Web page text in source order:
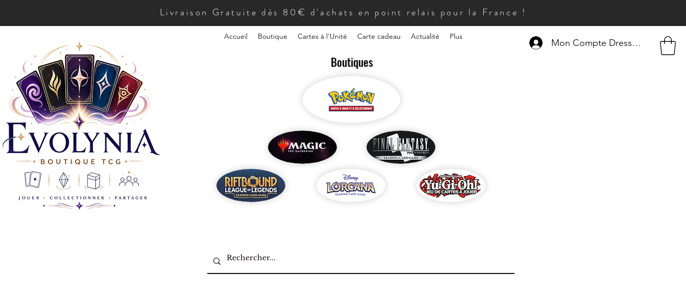
Livraison Gratuite dès 80€ d'achats en point relais pour la France !
Accueil Boutique Cartes à l'Unité Carte cadeau Actualité Plus
Boutiques
Mon Compte Dresseur